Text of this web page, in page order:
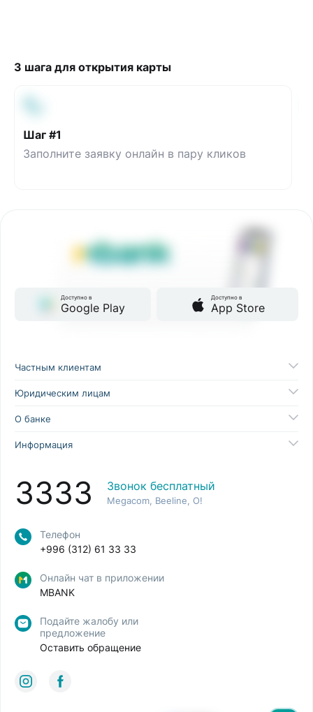
3 шага для открытия карты
Шаг #1
Заполните заявку онлайн в пару кликов
Доступно в
Google Play
Доступно в
App Store
Частным клиентам
Юридическим лицам
О банке
Информация
3333 Звонок бесплатный
Megacom, Beeline, O!
Телефон
+996 (312) 61 33 33
Онлайн чат в приложении
MBANK
Подайте жалобу или
предложение
Оставить обращение